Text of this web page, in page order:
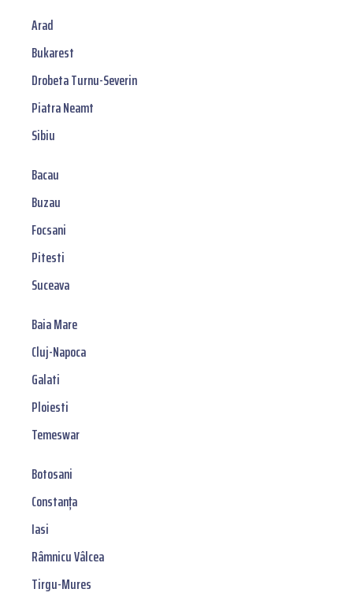
Arad
Bukarest
Drobeta Turnu-Severin
Piatra Neamt
Sibiu
Bacau
Buzau
Focsani
Pitesti
Suceava
Baia Mare
Cluj-Napoca
Galati
Ploiesti
Temeswar
Botosani
Constanța
Iasi
Râmnicu Vâlcea
Tirgu-Mures